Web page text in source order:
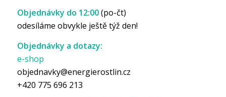
Objednávky do 12:00(po-čt)
odesíláme obvykle ještě týž den!
Objednávky a dotazy:
e-shop
objednavky@energierostlin.cz
+420 775 696 213